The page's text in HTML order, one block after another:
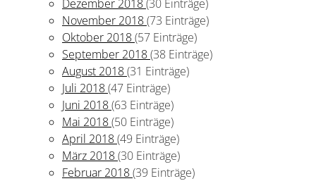
Dezember 2018(30 Einträge)
November 2018(73 Einträge)
Oktober 2018(57 Einträge)
September 2018(38 Einträge)
August 2018(31 Einträge)
Juli 2018(47 Einträge)
Juni 2018(63 Einträge)
Mai 2018(50 Einträge)
April 2018(49 Einträge)
März 2018(30 Einträge)
Februar 2018(39 Einträge)